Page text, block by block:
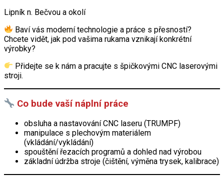
Lipník n. Bečvou a okolí
Baví vás moderní technologie a práce s přesností?
Chcete vidět, jak pod vašima rukama vznikají konkrétní
výrobky?
Přidejte se k nám a pracujte s špičkovými CNC laserovými
stroji.
Co bude vaší náplní práce
obsluha a nastavování CNC laseru (TRUMPF)
manipulace s plechovým materiálem
(vkládání/vykládání)
spouštění řezacích programů a dohled nad výrobou
základní údržba stroje (čištění, výměna trysek, kalibrace)